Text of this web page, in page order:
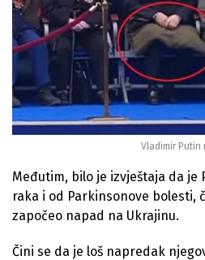
Vladimir Putin
Međutim, bilo je izvještaja da je
raka i od Parkinsonove bolesti,
započeo napad na Ukrajinu.
Čini se da je loš napredak